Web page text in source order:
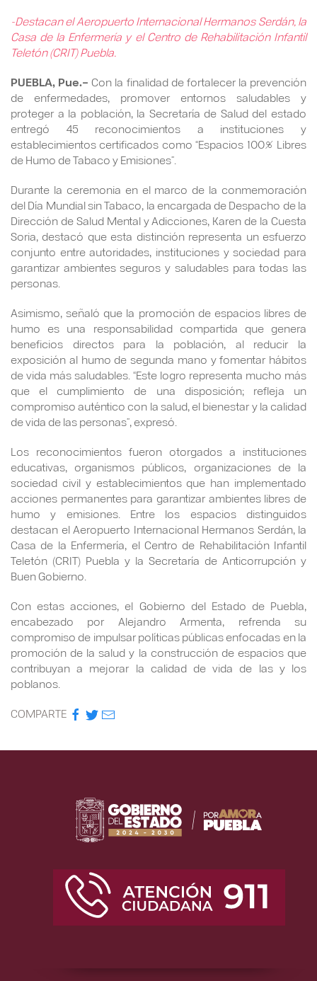
-Destacan el Aeropuerto Internacional Hermanos Serdán, la
Casa de la Enfermería y el Centro de Rehabilitación Infantil
Teletón (CRIT) Puebla.
PUEBLA, Pue.– Con la finalidad de fortalecer la prevención
de enfermedades, promover entornos saludables y
proteger a la población, la Secretaría de Salud del estado
entregó 45 reconocimientos a instituciones y
establecimientos certificados como “Espacios 100% Libres
de Humo de Tabaco y Emisiones”.
Durante la ceremonia en el marco de la conmemoración
del Día Mundial sin Tabaco, la encargada de Despacho de la
Dirección de Salud Mental y Adicciones, Karen de la Cuesta
Soria, destacó que esta distinción representa un esfuerzo
conjunto entre autoridades, instituciones y sociedad para
garantizar ambientes seguros y saludables para todas las
personas.
Asimismo, señaló que la promoción de espacios libres de
humo es una responsabilidad compartida que genera
beneficios directos para la población, al reducir la
exposición al humo de segunda mano y fomentar hábitos
de vida más saludables. “Este logro representa mucho más
que el cumplimiento de una disposición; refleja un
compromiso auténtico con la salud, el bienestar y la calidad
de vida de las personas”, expresó.
Los reconocimientos fueron otorgados a instituciones
educativas, organismos públicos, organizaciones de la
sociedad civil y establecimientos que han implementado
acciones permanentes para garantizar ambientes libres de
humo y emisiones. Entre los espacios distinguidos
destacan el Aeropuerto Internacional Hermanos Serdán, la
Casa de la Enfermería, el Centro de Rehabilitación Infantil
Teletón (CRIT) Puebla y la Secretaría de Anticorrupción y
Buen Gobierno.
Con estas acciones, el Gobierno del Estado de Puebla,
encabezado por Alejandro Armenta, refrenda su
compromiso de impulsar políticas públicas enfocadas en la
promoción de la salud y la construcción de espacios que
contribuyan a mejorar la calidad de vida de las y los
poblanos.
COMPARTE